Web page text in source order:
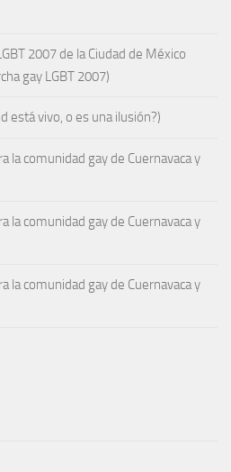
2007 de la Ciudad de México
gay LGBT 2007)
está vivo, o es una ilusión?)
la comunidad gay de Cuernavaca y
la comunidad gay de Cuernavaca y
la comunidad gay de Cuernavaca y